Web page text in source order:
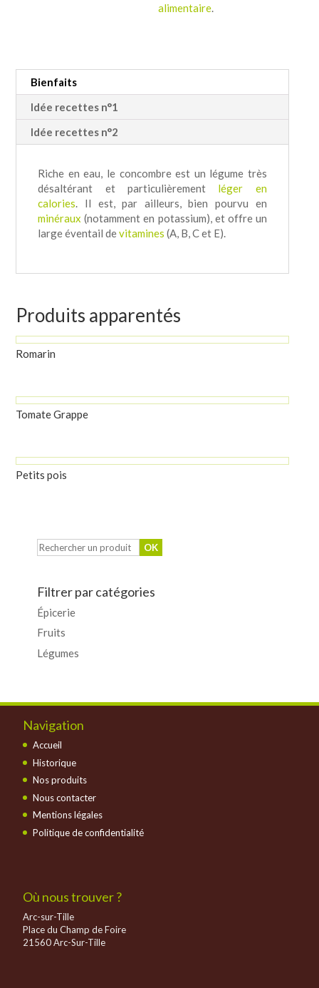
alimentaire.
Bienfaits
Idée recettes n°1
Idée recettes n°2
Riche en eau, le concombre est un légume très
désaltérant et particulièrement léger en
calories. Il est, par ailleurs, bien pourvu en
minéraux (notamment en potassium), et offre un
large éventail devitamines(A, B, C et E).
Produits apparentés
Romarin
Tomate Grappe
Petits pois
Filtrer par catégories
Épicerie
Fruits
Légumes
Navigation
Accueil
Historique
Nos produits
Nous contacter
Mentions légales
Politique de confidentialité
Où nous trouver ?
Arc-sur-Tille
Place du Champ de Foire
21560 Arc-Sur-Tille